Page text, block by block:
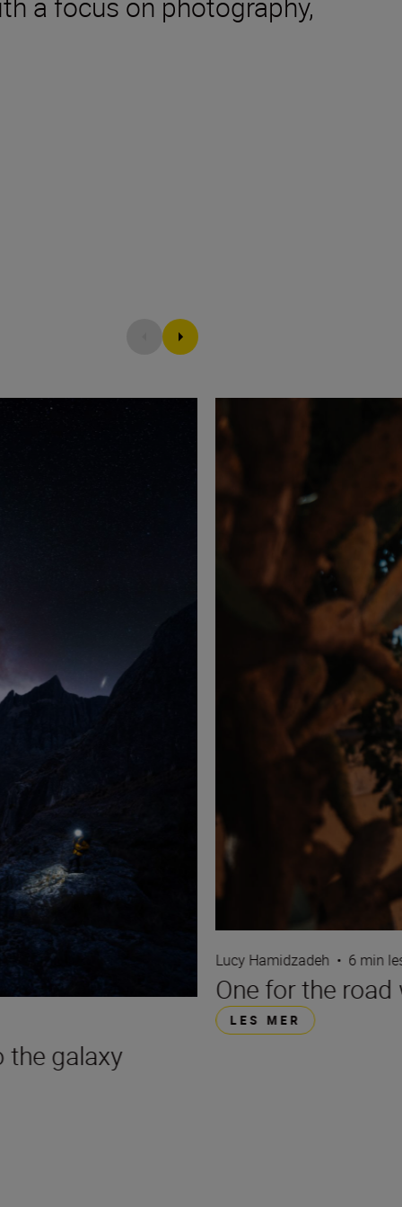
the galaxy
Lucy Hamidzadeh • 6 min
One for the
LES MER